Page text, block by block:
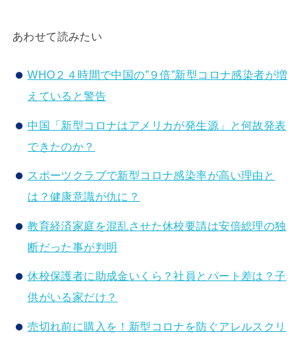
あわせて読みたい
WHO２４時間で中国の”９倍”新型コロナ感染者が増
えていると警告
中国「新型コロナはアメリカが発生源」と何故発表
できたのか？
スポーツクラブで新型コロナ感染率が高い理由と
は？健康意識が仇に？
教育経済家庭を混乱させた休校要請は安倍総理の独
断だった事が判明
休校保護者に助成金いくら？社員とパート差は？子
供がいる家だけ？
売切れ前に購入を！新型コロナを防ぐアレルスクリ